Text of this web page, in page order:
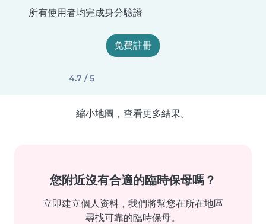
所有使用者均完成身分驗證
免費註冊
4.7 / 5
縮小地圖，查看更多結果。
您附近沒有合適的臨時保母嗎？
立即建立個人资料，我們將幫您在所在地區
尋找可靠的臨時保母。